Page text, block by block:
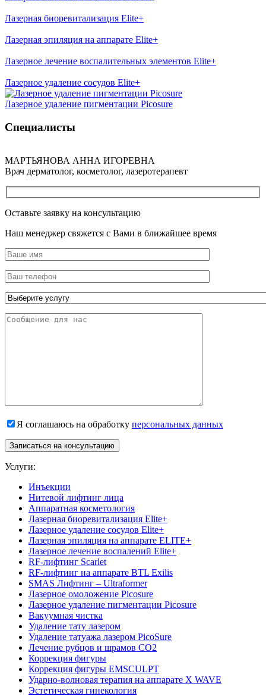
Лазерная биоревитализация Elite+
Лазерная эпиляция на аппарате Elite+
Лазерное лечение воспалительных элементов Elite+
Лазерное удаление сосудов Elite+
Лазерное удаление пигментации Picosure
Специалисты
МАРТЬЯНОВА АННА ИГОРЕВНА
Врач дерматолог, косметолог, лазеротерапевт
Оставьте заявку на консультацию
Наш менеджер свяжется с Вами в ближайшее время
Я соглашаюсь на обработку персональных данных
Записаться на консультацию
Услуги:
Инъекции
Нитевой лифтинг лица
Аппаратная косметология
Лазерная биоревитализация Elite+
Лазерное удаление сосудов Elite+
Лазерная эпиляция на аппарате ELITE+
Лазерное лечение воспалений Elite+
RF-лифтинг Scarlet
RF-лифтинг на аппарате BTL Exilis
SMAS Лифтинг – Ultraformer
Лазерное омоложение Picosure
Лазерное удаление пигментации Picosure
Вакуумная чистка
Удаление тату лазером
Удаление татуажа лазером PicoSure
Лечение рубцов и шрамов CO2
Коррекция фигуры
Коррекция фигуры EMSCULPT
Ударно-волновая терапия на аппарате X WAVE
Эстетическая гинекология